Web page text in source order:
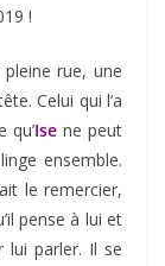
!
rue, une
Celui qui l’a
qu’Ise ne peut
ensemble.
le remercier,
pense à lui et
lui parler. Il se